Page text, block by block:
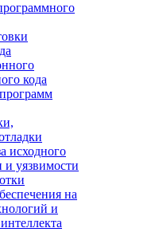
кода
исходного
и уязвимости
на
и